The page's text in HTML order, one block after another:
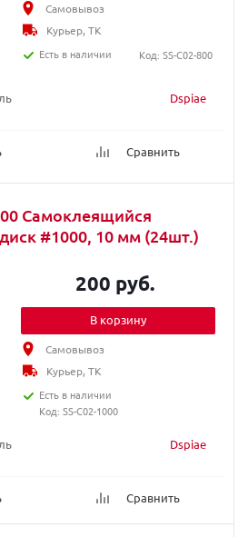
Dspiae
Сравнить
Самовывоз
Курьер, ТК
Есть в наличии
Код: SS-C02-800
Самоклеящийся
#1000, 10 мм (24шт.)
Dspiae
Сравнить
200 руб.
В корзину
Самовывоз
Курьер, ТК
Есть в наличии
Код: SS-C02-1000